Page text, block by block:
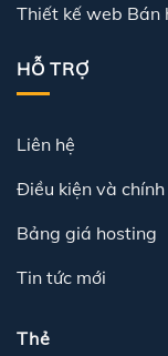
Thiết kế web Bán
HỖ TRỢ
Liên hệ
Điều kiện và
Bảng giá hosting
Tin tức mới
Thẻ